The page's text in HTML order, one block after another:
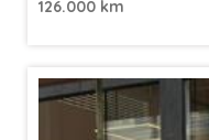
126.000 km